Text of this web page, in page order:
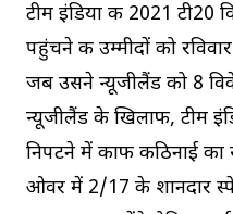
टीम इंडिया की 2021
पहुंचने की उम्मीदों को
जब उसने न्यूजीलैंड को 8
न्यूजीलैंड के खिलाफ, टीम
निपटने में काफी कठिनाई का
ओवर में 2/17 के शानदार